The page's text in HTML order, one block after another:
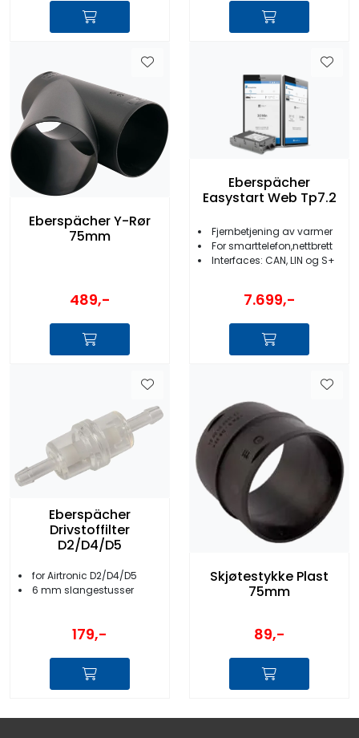
Eberspächer Y-Rør
75mm
489,-
Eberspächer
Easystart Web Tp7.2
Fjernbetjening av varmer
For smarttelefon,nettbrett
Interfaces: CAN, LIN og S+
7.699,-
Eberspächer
Drivstoffilter
D2/D4/D5
for Airtronic D2/D4/D5
6 mm slangestusser
179,-
Skjøtestykke Plast
75mm
89,-